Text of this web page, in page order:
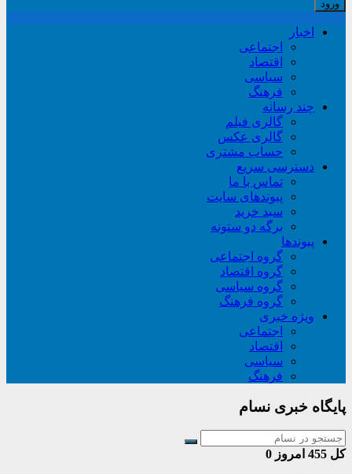
اخبار
اجتماعی
اقتصاد
سیاسی
فرهنگ
چند رسانه
گالری فیلم
گالری عکس
حساب مشتری
دسترسی سریع
تماس با ما
پیوندهای سایت
سبد خريد
برگه دو ستونه
پیوندها
گروه اجتماعی
گروه اقتصاد
گروه سیاسی
گروه فرهنگ
ویژه خبری
اجتماعی
اقتصاد
سیاسی
فرهنگ
پایگاه خبری نسام
کل امروز 0